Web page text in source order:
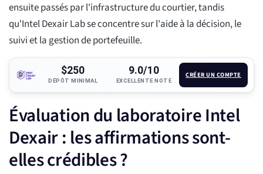
ensuite passés par l'infrastructure du courtier, tandis
qu'Intel Dexair Lab se concentre sur l'aide à la décision, le
suivi et la gestion de portefeuille.
$250
DÉPÔT MINIMAL
9.0/10
EXCELLENTE NOTE
CRÉER UN COMPTE
Évaluation du laboratoire Intel
Dexair : les affirmations sont-
elles crédibles ?